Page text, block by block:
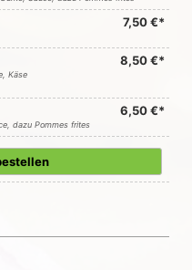
7,50 €*
8,50 €*
Käse
6,50 €*
dazu Pommes frites